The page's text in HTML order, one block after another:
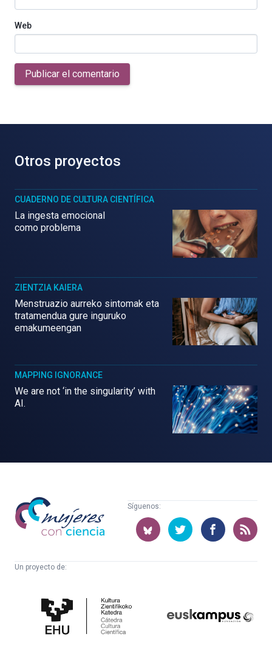
Web
Publicar el comentario
Otros proyectos
CUADERNO DE CULTURA CIENTÍFICA
La ingesta emocional
como problema
ZIENTZIA KAIERA
Menstruazio aurreko sintomak eta
tratamendua gure inguruko
emakumeengan
MAPPING IGNORANCE
We are not ‘in the singularity’ with
AI.
Mujeres
con
ciencia
Síguenos:
Un proyecto de:
Cultura
Científica